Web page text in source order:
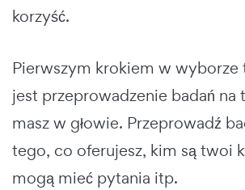
korzyść.
Pierwszym krokiem w wyborze
jest przeprowadzenie badań
masz w głowie. Przeprowadź
tego, co oferujesz, kim są twoi
mogą mieć pytania itp.